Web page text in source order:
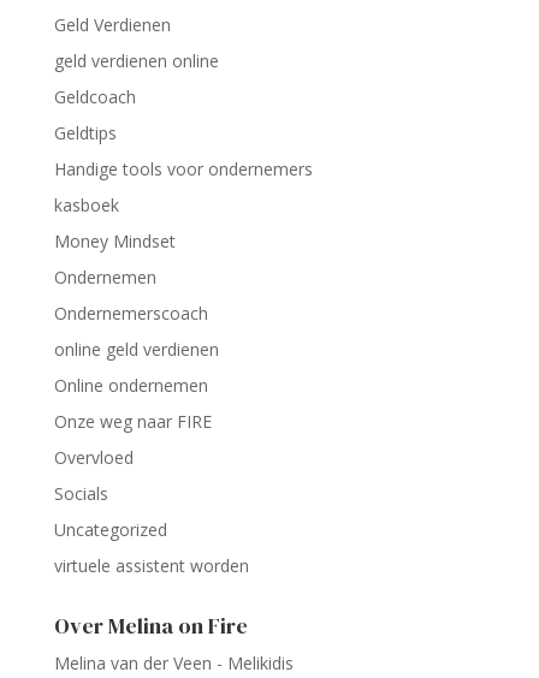
Geld Verdienen
geld verdienen online
Geldcoach
Geldtips
Handige tools voor ondernemers
kasboek
Money Mindset
Ondernemen
Ondernemerscoach
online geld verdienen
Online ondernemen
Onze weg naar FIRE
Overvloed
Socials
Uncategorized
virtuele assistent worden
Over Melina on Fire
Melina van der Veen - Melikidis